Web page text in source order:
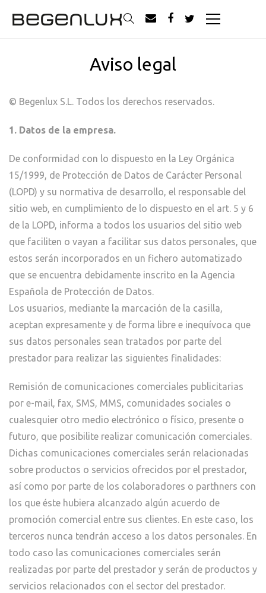
Aviso legal
© Begenlux S.L. Todos los derechos reservados.
1. Datos de la empresa.
De conformidad con lo dispuesto en la Ley Orgánica
15/1999, de Protección de Datos de Carácter Personal
(LOPD) y su normativa de desarrollo, el responsable del
sitio web, en cumplimiento de lo dispuesto en el art. 5 y 6
de la LOPD, informa a todos los usuarios del sitio web
que faciliten o vayan a facilitar sus datos personales, que
estos serán incorporados en un fichero automatizado
que se encuentra debidamente inscrito en la Agencia
Española de Protección de Datos.
Los usuarios, mediante la marcación de la casilla,
aceptan expresamente y de forma libre e inequívoca que
sus datos personales sean tratados por parte del
prestador para realizar las siguientes finalidades:
Remisión de comunicaciones comerciales publicitarias
por e-mail, fax, SMS, MMS, comunidades sociales o
cualesquier otro medio electrónico o físico, presente o
futuro, que posibilite realizar comunicación comerciales.
Dichas comunicaciones comerciales serán relacionadas
sobre productos o servicios ofrecidos por el prestador,
así como por parte de los colaboradores o parthners con
los que éste hubiera alcanzado algún acuerdo de
promoción comercial entre sus clientes. En este caso, los
terceros nunca tendrán acceso a los datos personales. En
todo caso las comunicaciones comerciales serán
realizadas por parte del prestador y serán de productos y
servicios relacionados con el sector del prestador.